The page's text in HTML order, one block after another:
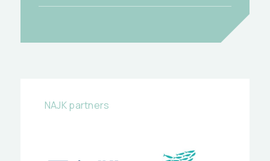
NAJK partners